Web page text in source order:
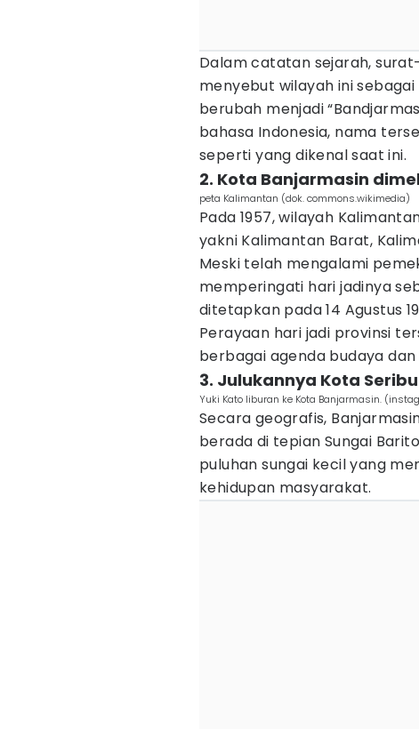
Dalam catatan sejarah,
menyebut wilayah ini sebagai
berubah menjadi
bahasa Indonesia, nama
seperti yang dikenal saat ini.
2. Kota Banjarmasin
peta Kalimantan (dok. commons.wikimedia)
Pada 1957, wilayah
yakni Kalimantan Barat,
Meski telah mengalami
memperingati hari jadinya
ditetapkan pada 14 Agustus
Perayaan hari jadi provinsi
berbagai agenda budaya
3. Julukannya Kota
Yuki Kato liburan ke Kota Banjarmasin.
Secara geografis,
berada di tepian Sungai
puluhan sungai kecil yang
kehidupan masyarakat.